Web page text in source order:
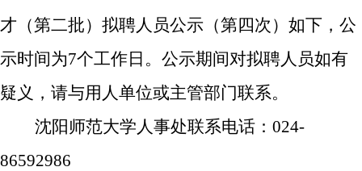
才 （第二批） 拟聘人员公示（第四次）如下，公
示时间为7个工作日。公示期间对拟聘人员如有
疑义，请与用人单位或主管部门联系。
沈阳师范大学人事处联系电话： 024-
86592986